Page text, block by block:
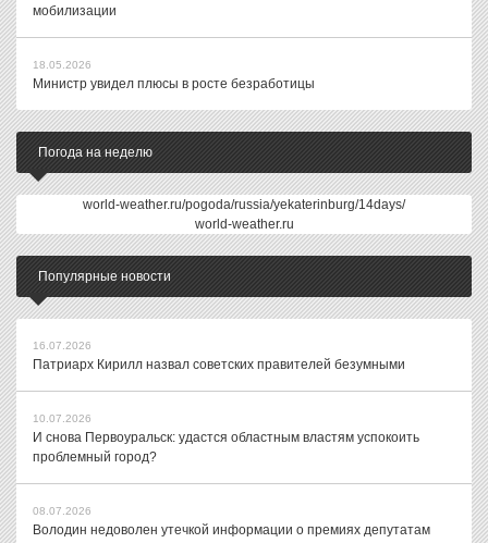
мобилизации
18.05.2026
Министр увидел плюсы в росте безработицы
Погода на неделю
world-weather.ru/pogoda/russia/yekaterinburg/14days/
world-weather.ru
Популярные новости
16.07.2026
Патриарх Кирилл назвал советских правителей безумными
10.07.2026
И снова Первоуральск: удастся областным властям успокоить
проблемный город?
08.07.2026
Володин недоволен утечкой информации о премиях депутатам